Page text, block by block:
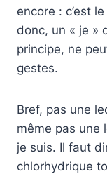
encore : c’est
donc, un « je »
principe, ne
gestes.
Bref, pas une
même pas une
je suis. Il faut
chlorhydrique